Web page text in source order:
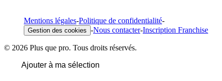
Mentions légales-Politique de confidentialité-
Gestion des cookies -Nous contacter-Inscription Franchise
© 2026 Plus que pro. Tous droits réservés.
Ajouter à ma sélection